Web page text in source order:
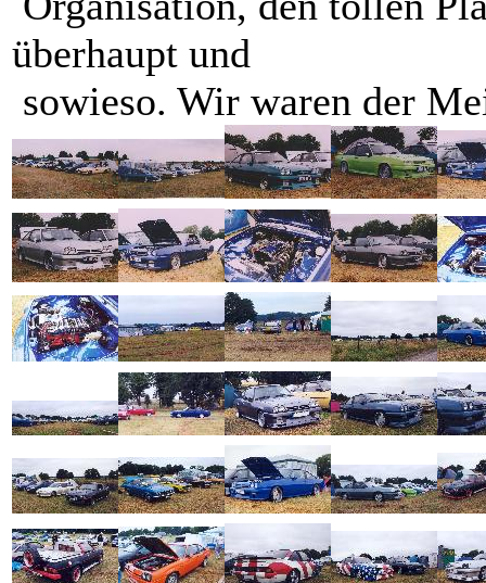
überhaupt und
sowieso. Wir waren der